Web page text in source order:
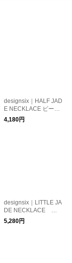
designsix｜HALF JAD
E NECKLACE ビーズ
ネックレス
4,180円
designsix｜LITTLE JA
DE NECKLACE ビ
ーズネックレス
5,280円